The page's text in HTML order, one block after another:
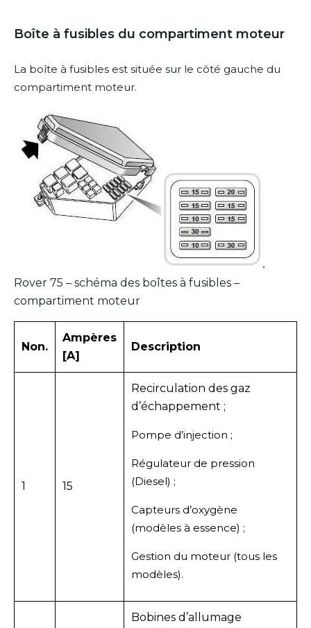
Boîte à fusibles du compartiment moteur
La boîte à fusibles est située sur le côté gauche du
compartiment moteur.
Rover 75 – schéma des boîtes à fusibles –
compartiment moteur
Non.
Ampères
[A]
Description
1 15
Recirculation des gaz
d’échappement ;
Pompe d’injection ;
Régulateur de pression
(Diesel) ;
Capteurs d’oxygène
(modèles à essence) ;
Gestion du moteur (tous les
modèles).
Bobines d’allumage